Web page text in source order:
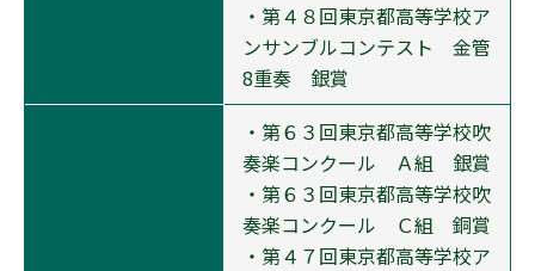
・第４８回東京都高等学校ア
ンサンブルコンテスト 金管
8重奏 銀賞
・第６３回東京都高等学校吹
奏楽コンクール Ａ組 銀賞
・第６３回東京都高等学校吹
奏楽コンクール Ｃ組 銅賞
・第４７回東京都高等学校ア